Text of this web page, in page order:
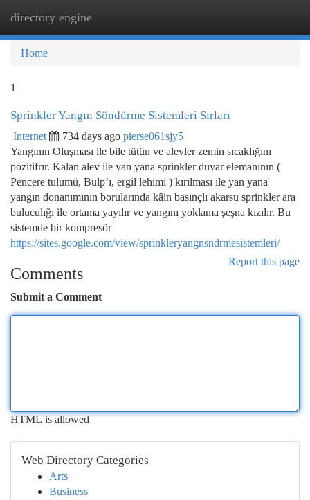
directory engine
Home
1
Sprinkler Yangın Söndürme Sistemleri Sırları
Internet 734 days ago pierse061sjy5
Yangının Oluşması ile bile tütün ve alevler zemin sıcaklığını
pozitifrır. Kalan alev ile yan yana sprinkler duyar elemanının (
Pencere tulumü, Bulp’ı, ergil lehimi ) kırılması ile yan yana
yangın donanımının borularında kâin basınçlı akarsu sprinkler ara
buluculığı ile ortama yayılır ve yangını yoklama şeşna kızılır. Bu
sistemde bir kompresör
https://sites.google.com/view/sprinkleryangnsndrmesistemleri/
Report this page
Comments
Submit a Comment
HTML is allowed
Web Directory Categories
Arts
Business